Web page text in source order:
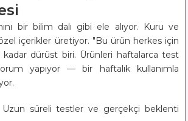
bir bilim dalı gibi ele alıyor. Kuru ve
içerikler üretiyor. "Bu ürün herkes için
kadar dürüst biri. Ürünleri haftalarca test
yapıyor — bir haftalık kullanımla
Uzun süreli testler ve gerçekçi beklenti